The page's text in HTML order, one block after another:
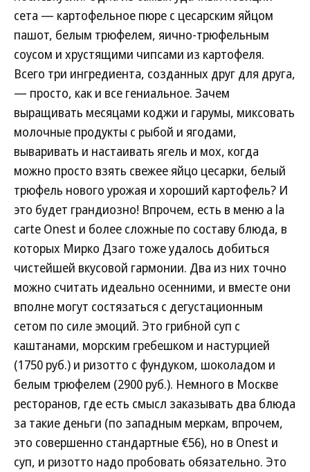
сета — картофельное пюре с цесарским яйцом
пашот, белым трюфелем, яично-трюфельным
соусом и хрустящими чипсами из картофеля.
Всего три ингредиента, созданных друг для друга,
— просто, как и все гениальное. Зачем
выращивать месяцами коджи и гарумы, миксовать
молочные продукты с рыбой и ягодами,
вываривать и настаивать ягель и мох, когда
можно просто взять свежее яйцо цесарки, белый
трюфель нового урожая и хороший картофель? И
это будет грандиозно! Впрочем, есть в меню a la
carte Onest и более сложные по составу блюда, в
которых Мирко Дзаго тоже удалось добиться
чистейшей вкусовой гармонии. Два из них точно
можно считать идеально осенними, и вместе они
вполне могут состязаться с дегустационным
сетом по силе эмоций. Это грибной суп с
каштанами, морским гребешком и настурцией
(1750 руб.) и ризотто с фундуком, шоколадом и
белым трюфелем (2900 руб.). Немного в Москве
ресторанов, где есть смысл заказывать два блюда
за такие деньги (по западным меркам, впрочем,
это совершенно стандартные €56), но в Onest и
суп, и ризотто надо пробовать обязательно. Это